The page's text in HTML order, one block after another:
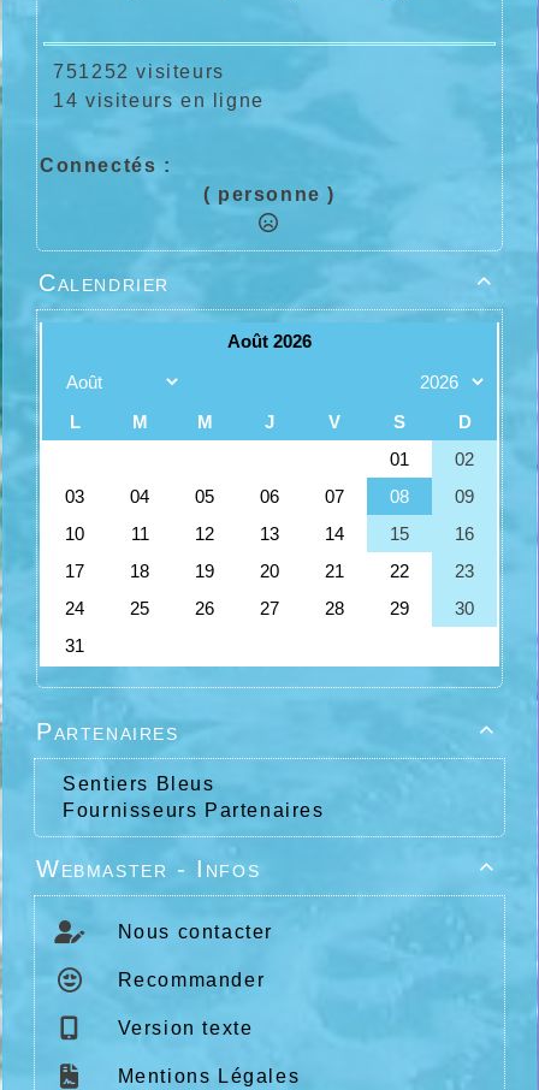
751252 visiteurs
14 visiteurs en ligne
Connectés :
( personne )

Calendrier

Partenaires
Sentiers Bleus
Fournisseurs Partenaires

Webmaster - Infos
Nous contacter
Recommander
Version texte
Mentions Légales